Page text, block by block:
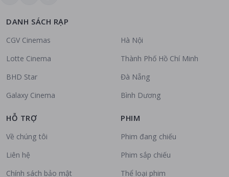
DANH SÁCH RẠP
CGV Cinemas
Lotte Cinema
BHD Star
Galaxy Cinema
Hà Nội
Thành Phố Hồ Chí Minh
Đà Nẵng
Bình Dương
HỖ TRỢ
Về chúng tôi
Liên hệ
Chính sách bảo mật
PHIM
Phim đang chiếu
Phim sắp chiếu
Thể loại phim